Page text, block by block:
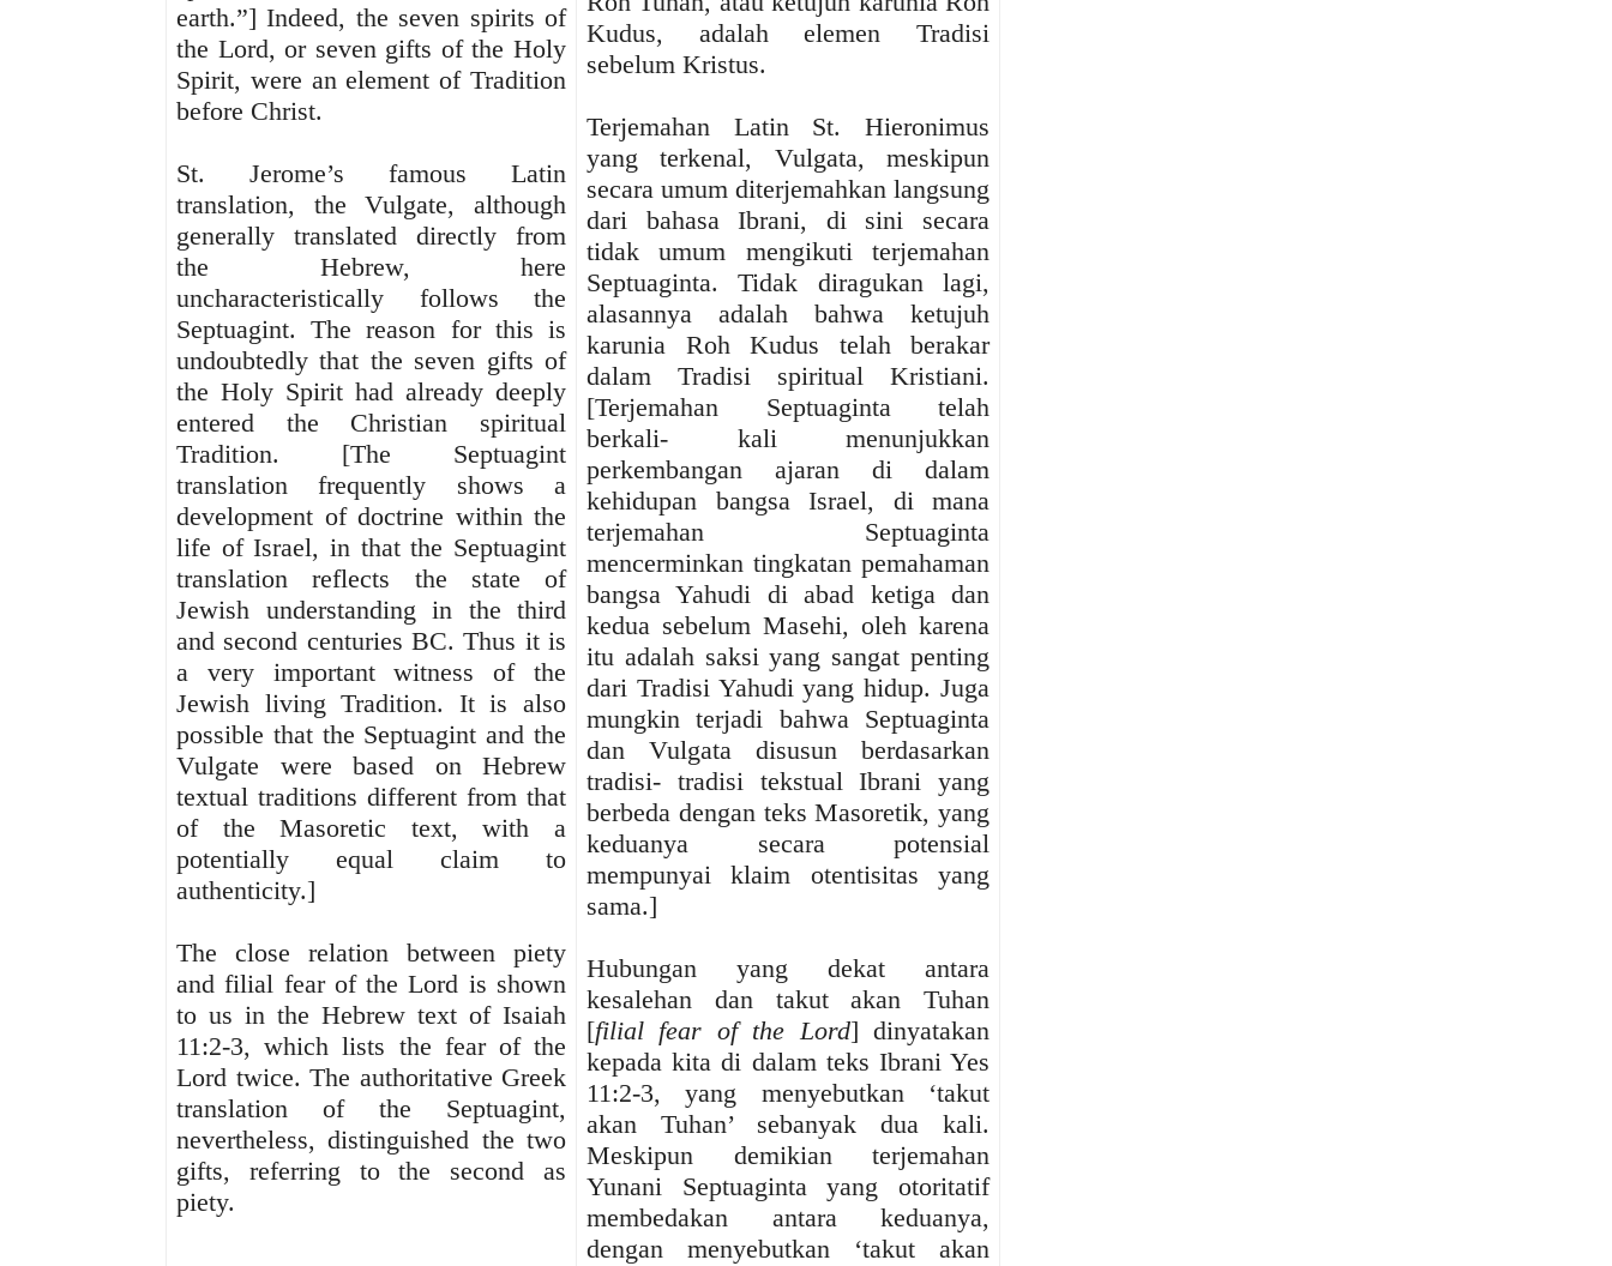
earth.”] Indeed, the seven spirits of
the Lord, or seven gifts of the Holy
Spirit, were an element of Tradition
before Christ.
St. Jerome’s famous Latin
translation, the Vulgate, although
generally translated directly from
the Hebrew, here
uncharacteristically follows the
Septuagint. The reason for this is
undoubtedly that the seven gifts of
the Holy Spirit had already deeply
entered the Christian spiritual
Tradition. [The Septuagint
translation frequently shows a
development of doctrine within the
life of Israel, in that the Septuagint
translation reflects the state of
Jewish understanding in the third
and second centuries BC. Thus it is
a very important witness of the
Jewish living Tradition. It is also
possible that the Septuagint and the
Vulgate were based on Hebrew
textual traditions different from that
of the Masoretic text, with a
potentially equal claim to
authenticity.]
The close relation between piety
and filial fear of the Lord is shown
to us in the Hebrew text of Isaiah
11:2-3, which lists the fear of the
Lord twice. The authoritative Greek
translation of the Septuagint,
nevertheless, distinguished the two
gifts, referring to the second as
piety.
Kudus, adalah elemen Tradisi
sebelum Kristus.
Terjemahan Latin St. Hieronimus
yang terkenal, Vulgata, meskipun
secara umum diterjemahkan langsung
dari bahasa Ibrani, di sini secara
tidak umum mengikuti terjemahan
Septuaginta. Tidak diragukan lagi,
alasannya adalah bahwa ketujuh
karunia Roh Kudus telah berakar
dalam Tradisi spiritual Kristiani.
[Terjemahan Septuaginta telah
berkali- kali menunjukkan
perkembangan ajaran di dalam
kehidupan bangsa Israel, di mana
terjemahan Septuaginta
mencerminkan tingkatan pemahaman
bangsa Yahudi di abad ketiga dan
kedua sebelum Masehi, oleh karena
itu adalah saksi yang sangat penting
dari Tradisi Yahudi yang hidup. Juga
mungkin terjadi bahwa Septuaginta
dan Vulgata disusun berdasarkan
tradisi- tradisi tekstual Ibrani yang
berbeda dengan teks Masoretik, yang
keduanya secara potensial
mempunyai klaim otentisitas yang
sama.]
Hubungan yang dekat antara
kesalehan dan takut akan Tuhan
[filial fear of the Lord] dinyatakan
kepada kita di dalam teks Ibrani Yes
11:2-3, yang menyebutkan ‘takut
akan Tuhan’ sebanyak dua kali.
Meskipun demikian terjemahan
Yunani Septuaginta yang otoritatif
membedakan antara keduanya,
dengan menyebutkan ‘takut akan